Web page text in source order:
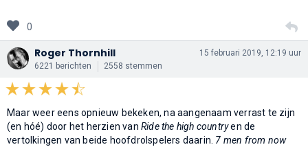
0
Roger Thornhill
6221 berichten 2558 stemmen
15 februari 2019, 12:19 uur
Maar weer eens opnieuw bekeken, na aangenaam verrast te zijn
(en hóé) door het herzien van Ride the high countryen de
vertolkingen van beide hoofdrolspelers daarin. 7 men from now